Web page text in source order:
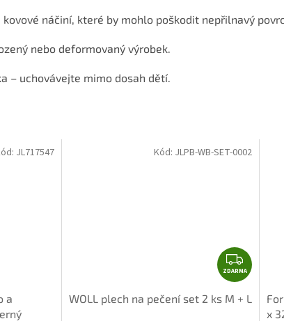
náčiní, které by mohlo poškodit nepřilnavý
nebo deformovaný výrobek.
– uchovávejte mimo dosah dětí.
a
JL717547
Z
D
A
R
ZDARMA
WOLL plech na pečení set 2 ks M + L
Kód: JLPB-WB-SET-0002
x